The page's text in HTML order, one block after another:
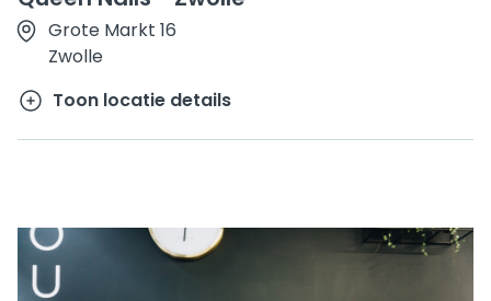
Grote Markt 16
Zwolle
Toon locatie details